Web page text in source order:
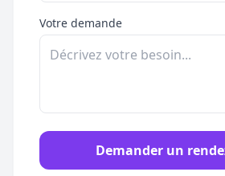
Votre demande
Demander un